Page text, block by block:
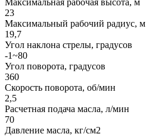
Максимальная рабочая высота, м
23
Максимальный рабочий радиус, м
19,7
Угол наклона стрелы, градусов
-1~80
Угол поворота, градусов
360
Скорость поворота, об/мин
2,5
Расчетная подача масла, л/мин
70
Давление масла, кг/см2